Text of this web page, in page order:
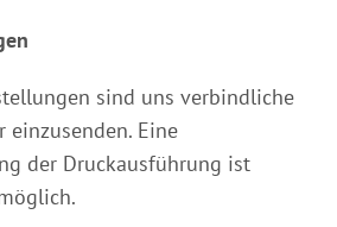
sind uns verbindliche
einzusenden. Eine
der Druckausführung ist